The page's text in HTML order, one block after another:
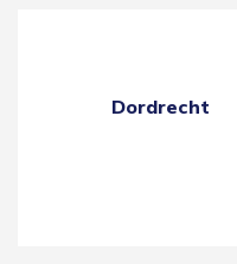
Dordrecht